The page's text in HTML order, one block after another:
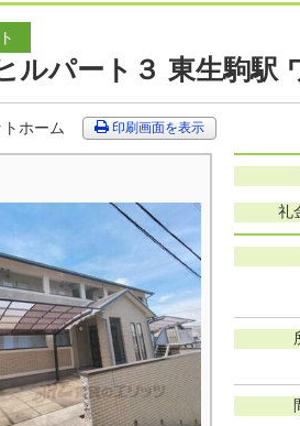
ルパート３ 東生駒駅
トホーム 印刷画面を表示
礼